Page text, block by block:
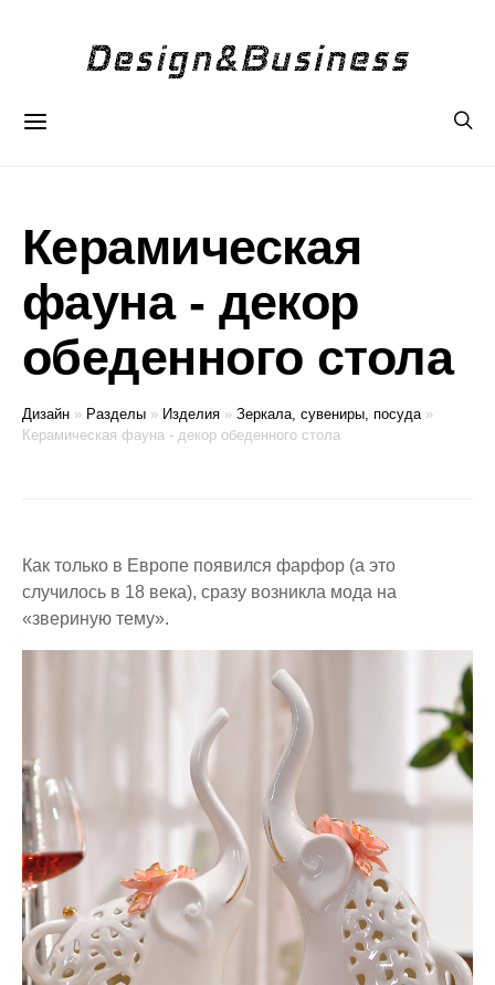
Керамическая
фауна - декор
обеденного стола
Дизайн » Разделы » Изделия » Зеркала, сувениры, посуда»
Керамическая фауна - декор обеденного стола
Как только в Европе появился фарфор (а это
случилось в 18 века), сразу возникла мода на
«звериную тему».